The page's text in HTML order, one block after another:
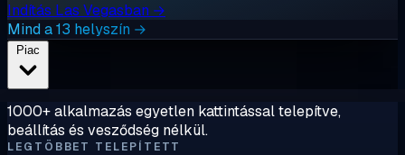
Indítás Las Vegasban →
Mind a 13 helyszín →
1000+ alkalmazás egyetlen kattintással telepítve,
beállítás és vesződség nélkül.
LEGTÖBBET TELEPÍTETT